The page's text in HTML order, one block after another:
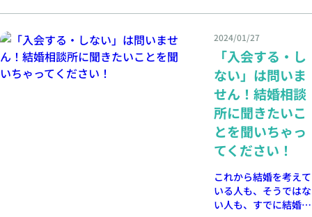
ております。 その証
ナはTMSのなかで11
社しか与えられな
い”殿堂入り”をしてい
る相談所です。任せて
安心です！ 高い入会
金や月会費を支払いつ
つもサポートに不満を
持ちながら婚活するよ
り、安くてサポートも
ろで活動した方が合理
的ではありませんか。
今回は過去1週間の
2024/01/27
「入会する・し
ない」は問いま
せん！結婚相談
所に聞きたいこ
とを聞いちゃっ
てください！
これから結婚を考えて
いる人も、そうではな
い人も、すでに結婚し